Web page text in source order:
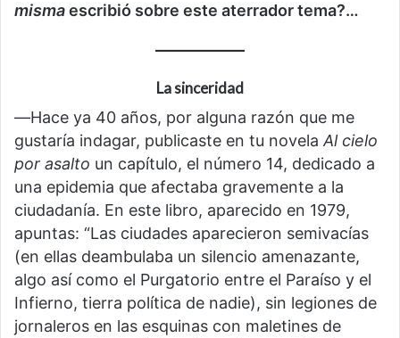
mismaescribió sobre este aterrador tema?…
La sinceridad
―Hace ya 40 años, por alguna razón que me
gustaría indagar, publicaste en tu novela Al cielo
por asalto un capítulo, el número 14, dedicado a
una epidemia que afectaba gravemente a la
ciudadanía. En este libro, aparecido en 1979,
apuntas: “Las ciudades aparecieron semivacías
(en ellas deambulaba un silencio amenazante,
algo así como el Purgatorio entre el Paraíso y el
Infierno, tierra política de nadie), sin legiones de
jornaleros en las esquinas con maletines de